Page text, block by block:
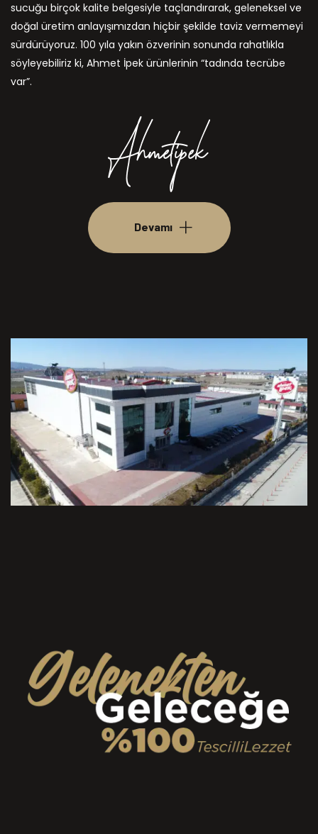
sucuğu birçok kalite belgesiyle taçlandırarak, geleneksel ve
doğal üretim anlayışımızdan hiçbir şekilde taviz vermemeyi
sürdürüyoruz. 100 yıla yakın özverinin sonunda rahatlıkla
söyleyebiliriz ki, Ahmet İpek ürünlerinin “tadında tecrübe
var”.
Devamı